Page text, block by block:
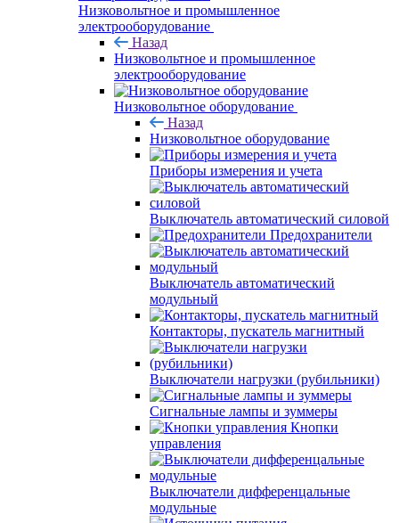
Низковольтное и промышленное
электрооборудование
Назад
Низковольтное и промышленное
электрооборудование
Низковольтное оборудование
Назад
Низковольтное оборудование
Приборы измерения и учета
Выключатель автоматический силовой
Предохранители
Выключатель автоматический
модульный
Контакторы, пускатель магнитный
Выключатели нагрузки (рубильники)
Сигнальные лампы и зуммеры
Кнопки
управления
Выключатели дифференцальные
модульные